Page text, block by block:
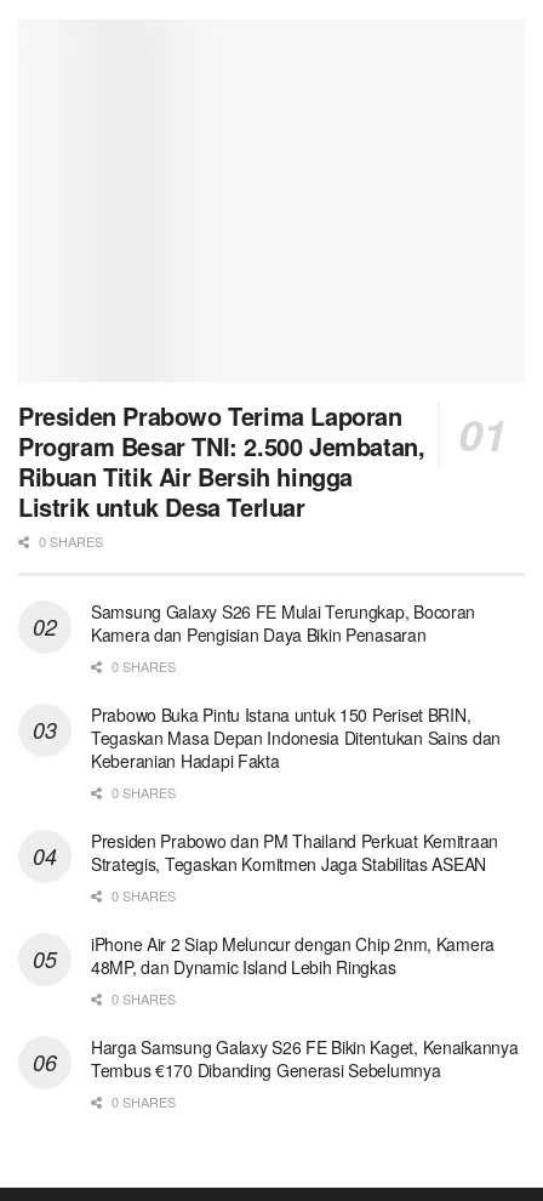
Presiden Prabowo Terima Laporan
Program Besar TNI: 2.500 Jembatan,
Ribuan Titik Air Bersih hingga
Listrik untuk Desa Terluar
0 SHARES
Samsung Galaxy S26 FE Mulai Terungkap, Bocoran
Kamera dan Pengisian Daya Bikin Penasaran
0 SHARES
Prabowo Buka Pintu Istana untuk 150 Periset BRIN,
Tegaskan Masa Depan Indonesia Ditentukan Sains dan
Keberanian Hadapi Fakta
0 SHARES
Presiden Prabowo dan PM Thailand Perkuat Kemitraan
Strategis, Tegaskan Komitmen Jaga Stabilitas ASEAN
0 SHARES
iPhone Air 2 Siap Meluncur dengan Chip 2nm, Kamera
48MP, dan Dynamic Island Lebih Ringkas
0 SHARES
Harga Samsung Galaxy S26 FE Bikin Kaget, Kenaikannya
Tembus €170 Dibanding Generasi Sebelumnya
0 SHARES